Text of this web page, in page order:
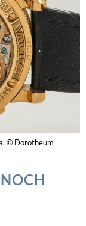
© Dorotheum